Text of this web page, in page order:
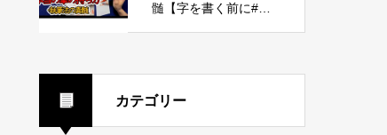
髄【字を書く前に#
カテゴリー